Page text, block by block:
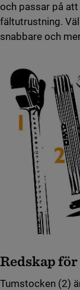
och passar på
fältutrustning.
snabbare och
Redskap
Tumstocken (2)